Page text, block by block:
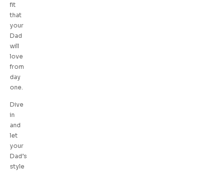
fit
that
your
Dad
will
love
from
day
one.
Dive
in
and
let
your
Dad’s
style